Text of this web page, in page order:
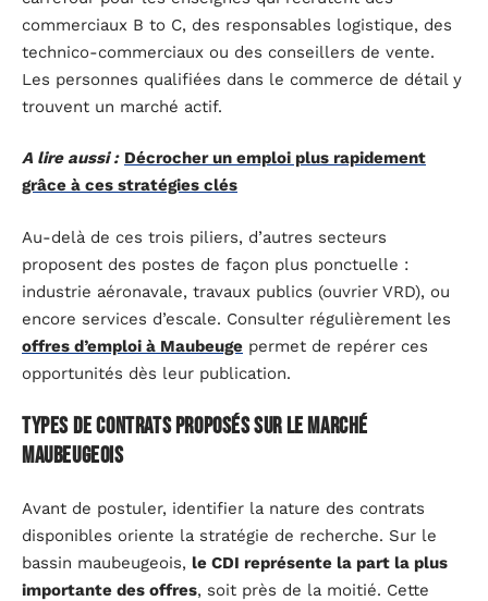
commerciaux B to C, des responsables logistique, des
technico-commerciaux ou des conseillers de vente.
Les personnes qualifiées dans le commerce de détail y
trouvent un marché actif.
A lire aussi : Décrocher un emploi plus rapidement
grâce à ces stratégies clés
Au-delà de ces trois piliers, d’autres secteurs
proposent des postes de façon plus ponctuelle :
industrie aéronavale, travaux publics (ouvrier VRD), ou
encore services d’escale. Consulter régulièrement les
offres d’emploi à Maubeuge permet de repérer ces
opportunités dès leur publication.
Types de contrats proposés sur le marché
maubeugeois
Avant de postuler, identifier la nature des contrats
disponibles oriente la stratégie de recherche. Sur le
bassin maubeugeois, le CDI représente la part la plus
importante des offres, soit près de la moitié. Cette